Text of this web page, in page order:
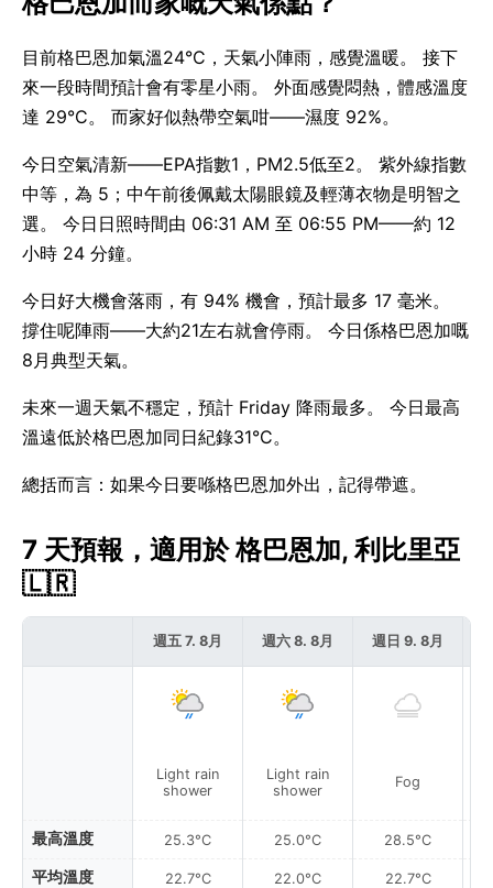
目前格巴恩加氣溫24°C，天氣小陣雨，感覺溫暖。 接下
來一段時間預計會有零星小雨。 外面感覺悶熱，體感溫度
達 29°C。 而家好似熱帶空氣咁——濕度 92%。
今日空氣清新——EPA指數1，PM2.5低至2。 紫外線指數
中等，為 5；中午前後佩戴太陽眼鏡及輕薄衣物是明智之
選。 今日日照時間由 06:31 AM 至 06:55 PM——約 12
小時 24 分鐘。
今日好大機會落雨，有 94% 機會，預計最多 17 毫米。
撐住呢陣雨——大約21左右就會停雨。 今日係格巴恩加嘅
8月典型天氣。
未來一週天氣不穩定，預計 Friday 降雨最多。 今日最高
溫遠低於格巴恩加同日紀錄31°C。
總括而言：如果今日要喺格巴恩加外出，記得帶遮。
7 天預報，適用於 格巴恩加, 利比里亞
🇱🇷
最高溫度
平均溫度
週五 7. 8月
Light rain
shower
25.3°C
22.7°C
週六 8. 8月
Light rain
shower
25.0°C
22.0°C
週日 9. 8月
Fog
28.5°C
22.7°C